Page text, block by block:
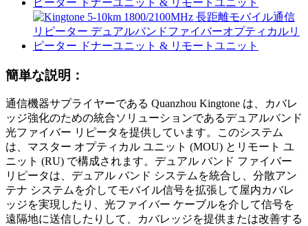
簡単な説明：
通信機器サプライヤーである Quanzhou Kingtone は、カバレ
ッジ強化のための統合ソリューションであるデュアルバンド
光ファイバー リピータを提供しています。このシステム
は、マスター オプティカル ユニット (MOU) とリモート ユ
ニット (RU) で構成されます。デュアル バンド ファイバー
リピータは、デュアル バンド システムを統合し、分散アン
テナ システムを介してモバイル信号を拡張して屋内カバレ
ッジを実現したり、光ファイバー ケーブルを介して信号を
遠隔地に送信したりして、カバレッジを提供または改善する